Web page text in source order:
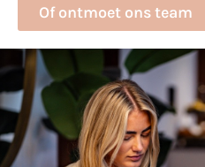
Of ontmoet ons team